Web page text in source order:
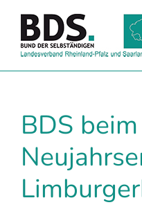
Inhalt
springen
BDS beim